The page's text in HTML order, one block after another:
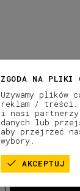
ZGODA NA PLIKI
Używamy plików
reklam / treści.
i nasi partnerzy
danych lub
aby przejrzeć
wybory.
AKCEPTUJ